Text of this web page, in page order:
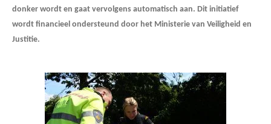
donker wordt en gaat vervolgens automatisch aan. Dit initiatief
wordt financieel ondersteund door het Ministerie van Veiligheid en
Justitie.